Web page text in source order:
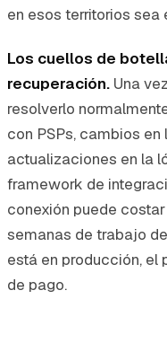
en esos territorios sea
Los cuellos de
recuperación. Una
resolverlo
con PSPs, cambios
actualizaciones en la
framework de
conexión puede
semanas de trabajo
está en producción, el
de pago.